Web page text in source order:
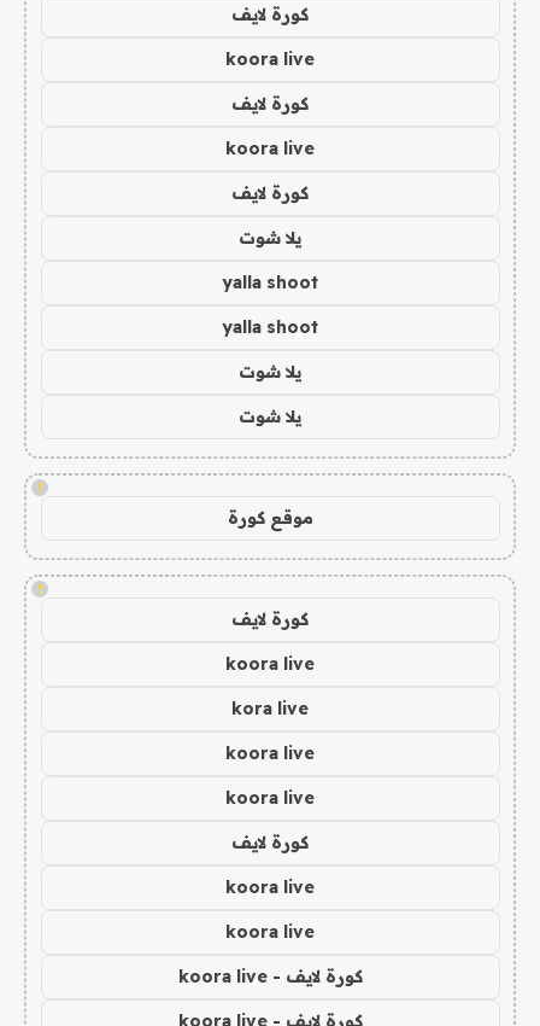
كورة لايف
koora live
كورة لايف
koora live
كورة لايف
يلا شوت
yalla shoot
yalla shoot
يلا شوت
يلا شوت
!
موقع كورة
!
كورة لايف
koora live
kora live
koora live
koora live
كورة لايف
koora live
koora live
كورة لايف - koora live
كورة لايف - koora live